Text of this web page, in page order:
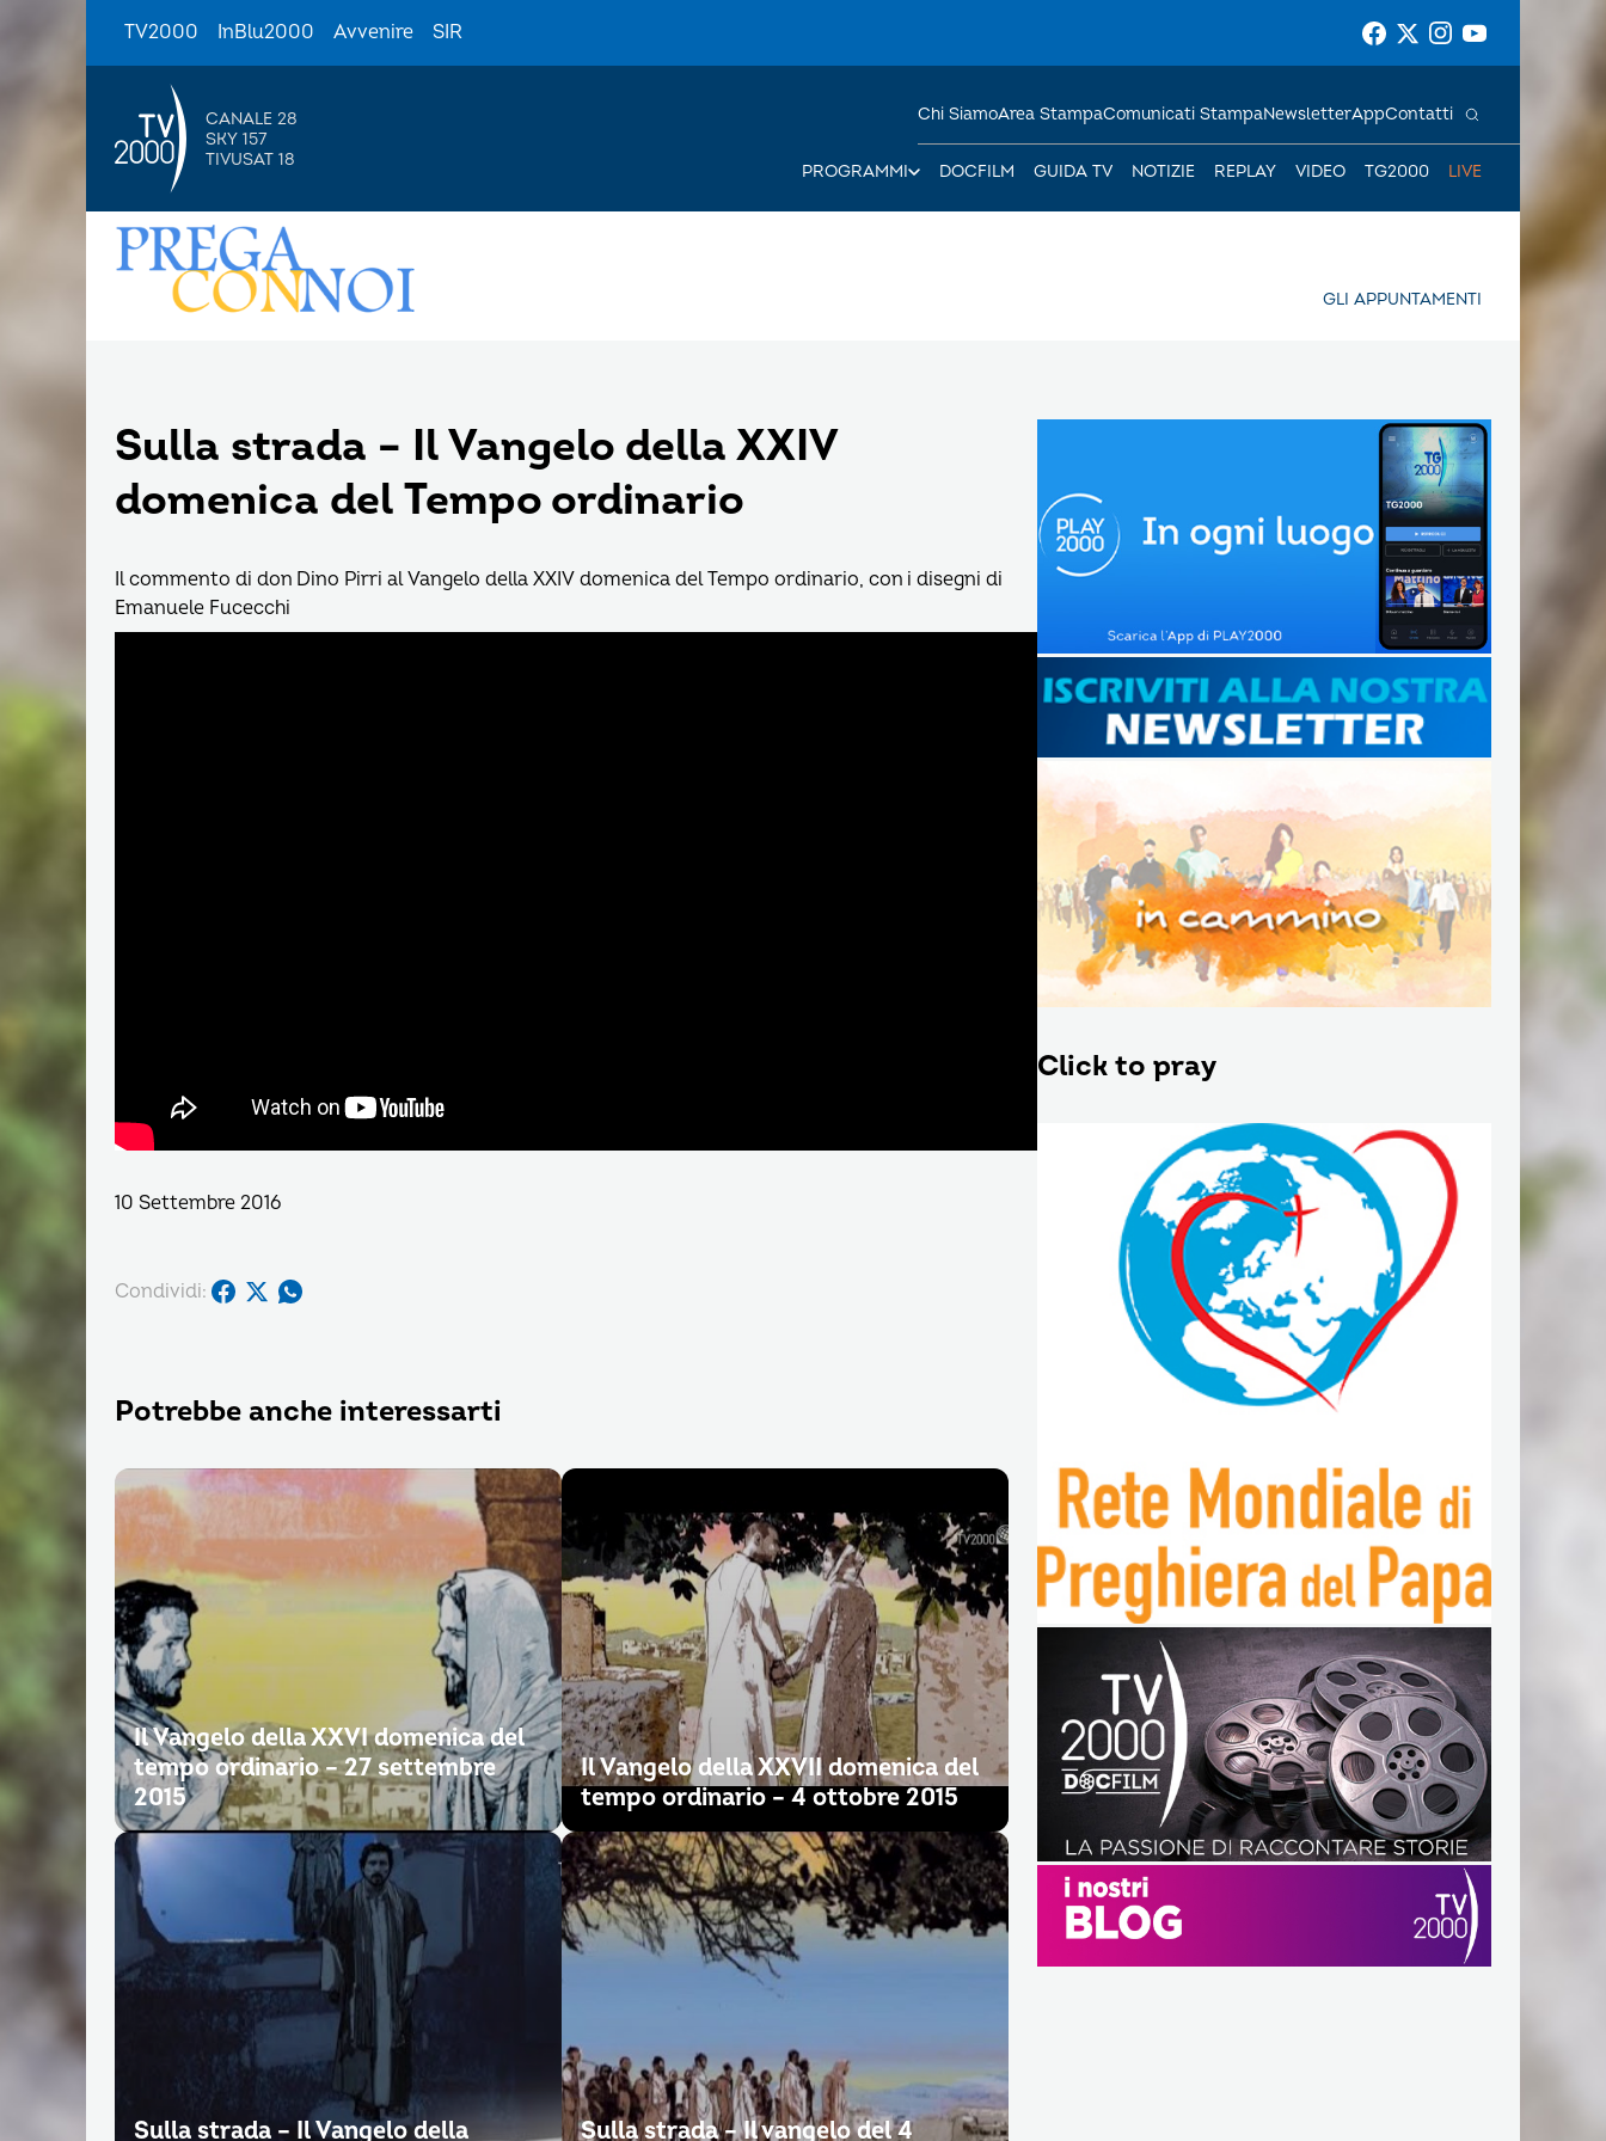
TV2000 InBlu2000 Avvenire SIR
CANALE 28
SKY 157
TIVUSAT 18
PROGRAMMI DOCFILM GUIDA TV NOTIZIE REPLAY VIDEO TG2000 LIVE
Chi SiamoArea StampaComunicati StampaNewsletterAppContatti
GLI APPUNTAMENTI
Sulla strada – Il Vangelo della XXIV
domenica del Tempo ordinario
Il commento di don Dino Pirri al Vangelo della XXIV domenica del Tempo ordinario, con i disegni di
Emanuele Fucecchi
10 Settembre 2016
Condividi:
Potrebbe anche interessarti
Il Vangelo della XXVI domenica del
tempo ordinario – 27 settembre
2015
Il Vangelo della XXVII domenica del
tempo ordinario – 4 ottobre 2015
Sulla strada – Il Vangelo della Sulla strada – Il vangelo del 4
Click to pray